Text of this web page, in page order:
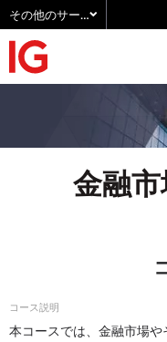
その他のサービス
金融
コース説明
本コースでは、金融市場や